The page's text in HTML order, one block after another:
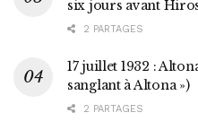
six jours avant
2 PARTAGES
17 juillet 1932 :
sanglant à Altona »)
2 PARTAGES